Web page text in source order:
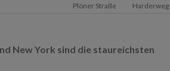
Plöner Straße Harderweg
New York sind die staureichsten